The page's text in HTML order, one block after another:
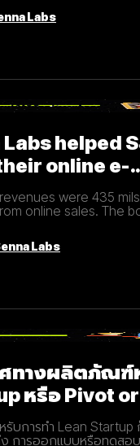
ารตลาดในการสร้างแรง
เข้าถึงและสื่อสารกับกลุ่
Marketing คืออะไร
การตลาดผ่าน Content
ละตอบสนองความต้องกา
หรือผ่านสื่อ Social
ขึ้นมาในปัจจุบันทำให้การ
งช่วยสร้างความสัมพันธ์
อย่างดีอีกด้วย หลักการ
ร้าง
Labs
helped
online e-
were 435
online sales. The
Labs
ศทางผลิตภัณฑ์
หรือ Pivot or
บการทำ Lean Startup
การออกแบบหรือทดสอ